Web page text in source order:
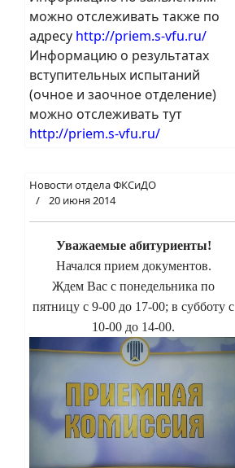
можно отслеживать также по
адресу http://priem.s-vfu.ru/
Информацию о результатах
вступительных испытаний
(очное и заочное отделение)
можно отслеживать тут
http://priem.s-vfu.ru/
Новости отдела ФКСиДО
20 июня 2014
Уважаемые абитуриенты!
Начался прием документов.
Ждем Вас с понедельника по
пятницу с 9-00 до 17-00; в субботу с
10-00 до 14-00.